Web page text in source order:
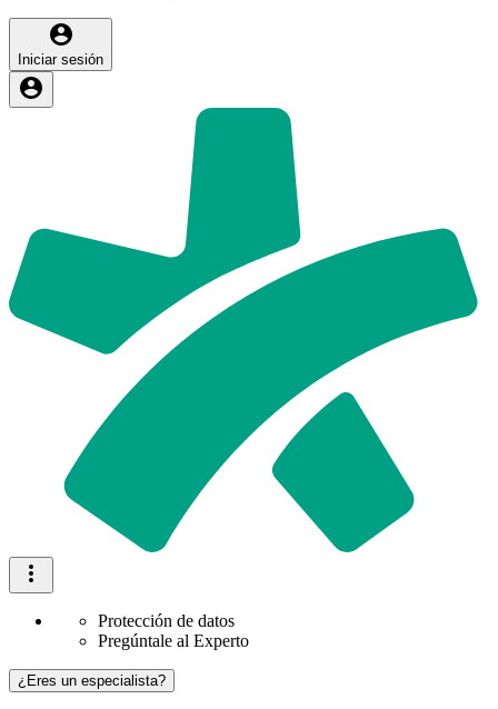
Iniciar sesión
Protección de datos
Pregúntale al Experto
¿Eres un especialista?